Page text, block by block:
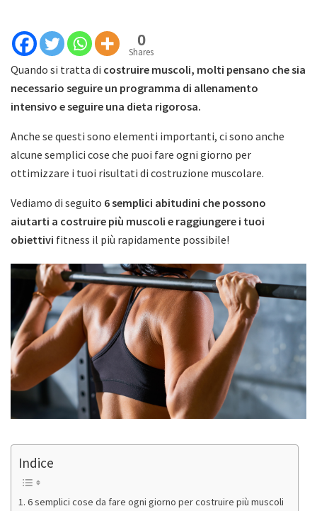
0
Shares
Quando si tratta di costruire muscoli, molti pensano che sia
necessario seguire un programma di allenamento
intensivo e seguire una dieta rigorosa.
Anche se questi sono elementi importanti, ci sono anche
alcune semplici cose che puoi fare ogni giorno per
ottimizzare i tuoi risultati di costruzione muscolare.
Vediamo di seguito 6 semplici abitudini che possono
aiutarti a costruire più muscoli e raggiungere i tuoi
obiettivi fitness il più rapidamente possibile!
Indice
6 semplici cose da fare ogni giorno per costruire più muscoli